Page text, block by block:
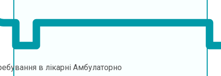
в лікарні Амбулаторно